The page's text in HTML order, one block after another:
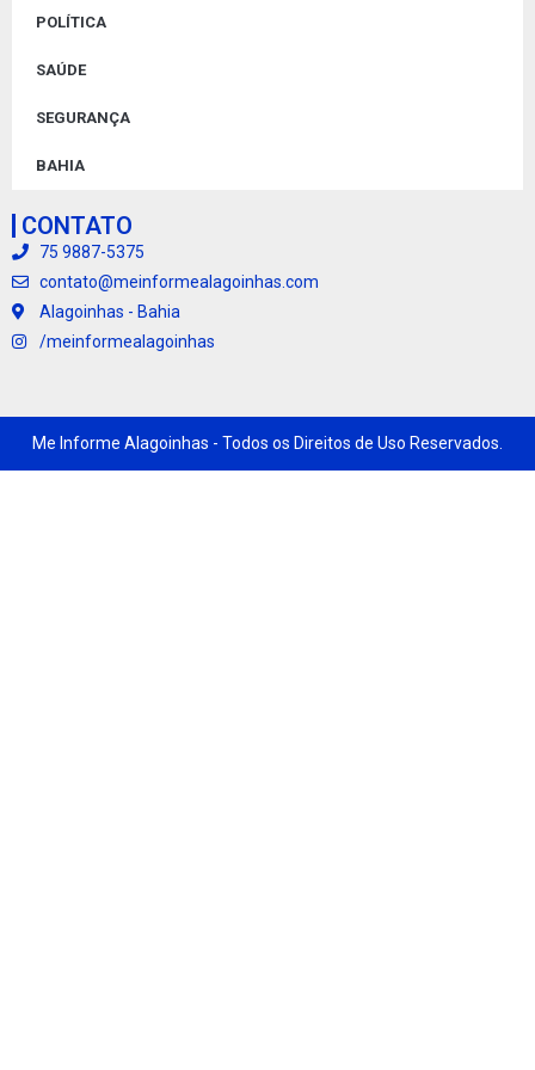
POLÍTICA
SAÚDE
SEGURANÇA
BAHIA
CONTATO
75 9887-5375
contato@meinformealagoinhas.com
Alagoinhas - Bahia
/meinformealagoinhas
Me Informe Alagoinhas - Todos os Direitos de Uso Reservados.